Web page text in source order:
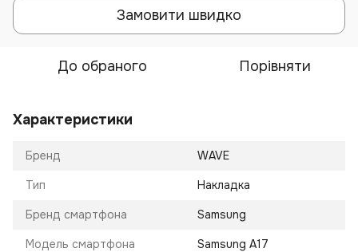
Замовити швидко
До обраного Порівняти
Характеристики
Бренд WAVE
Тип Накладка
Бренд смартфона Samsung
Модель смартфона Samsung A17